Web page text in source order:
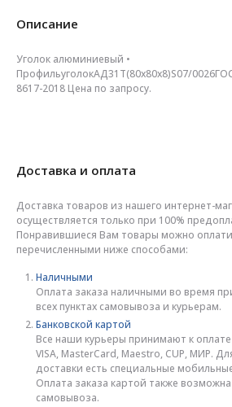
Описание
Уголок алюминиевый •
ПрофильуголокАД31Т(80х80х8)S07/
8617-2018 Цена по запросу.
Доставка и оплата
Доставка товаров из нашего интернет-
осуществляется только при 100%
Понравившиеся Вам товары можно
перечисленными ниже способами:
Наличными
Оплата заказа наличными во время
всех пунктах самовывоза и курьерам.
Банковской картой
Все наши курьеры принимают к
VISA, MasterCard, Maestro, CUP, МИР.
доставки есть специальные
Оплата заказа картой также возможна
самовывоза.